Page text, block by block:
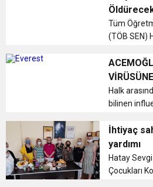
CUMHURİYET BAYRAMI
KURUMLAR VERGİSİ
1:00 İTSO İŞ-KUR SGK TOPLANTI
CEYLANDERE’DE BAŞKAN
KARAÇAY’A SEVGİ SELİ
BAŞKAN SAMİ ÜSTÜN’DEN
GÖNÜLLERE DOKUNAN
Defne’de
bir sosyal
geçiyor....
Güzel
Tüm
(TÖB SEN)
açıklaması
Halk
bilinen
hastalığı
sorunlarına
eden
İhtiyaç
yardımı
Hatay
Çocukları